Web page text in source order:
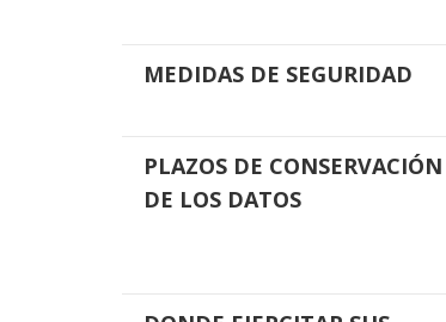
MEDIDAS DE SEGURIDAD
PLAZOS DE CONSERVACIÓN
DE LOS DATOS